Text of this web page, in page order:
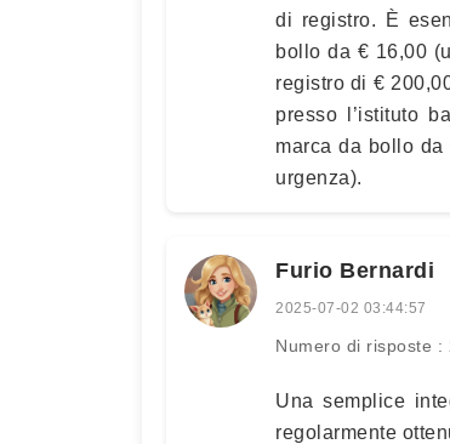
di registro. È
bollo da € 16,00
registro di €
presso l’istituto
marca da bollo
urgenza).
Furio Bernardi
2025-07-02 03:44:57
Numero di risposte :
Una semplice
regolarmente